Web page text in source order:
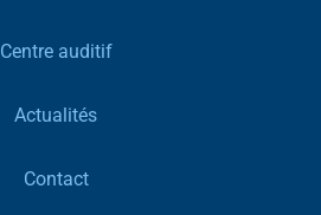
Centre auditif
Actualités
Contact